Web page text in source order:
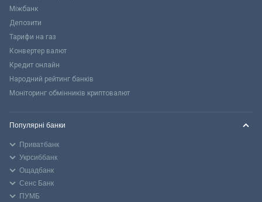
Міжбанк
Депозити
Тарифи на газ
Конвертер валют
Кредит онлайн
Народний рейтинг банків
Моніторинг обмінників криптовалют
Популярні банки
Приватбанк
Укрсиббанк
Ощадбанк
Сенс Банк
ПУМБ